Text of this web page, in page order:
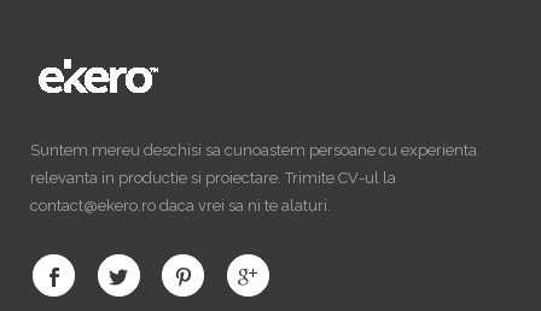
Suntem mereu deschisi sa cunoastem persoane cu experienta
relevanta in productie si proiectare. Trimite CV-ul la
contact@ekero.ro daca vrei sa ni te alaturi.